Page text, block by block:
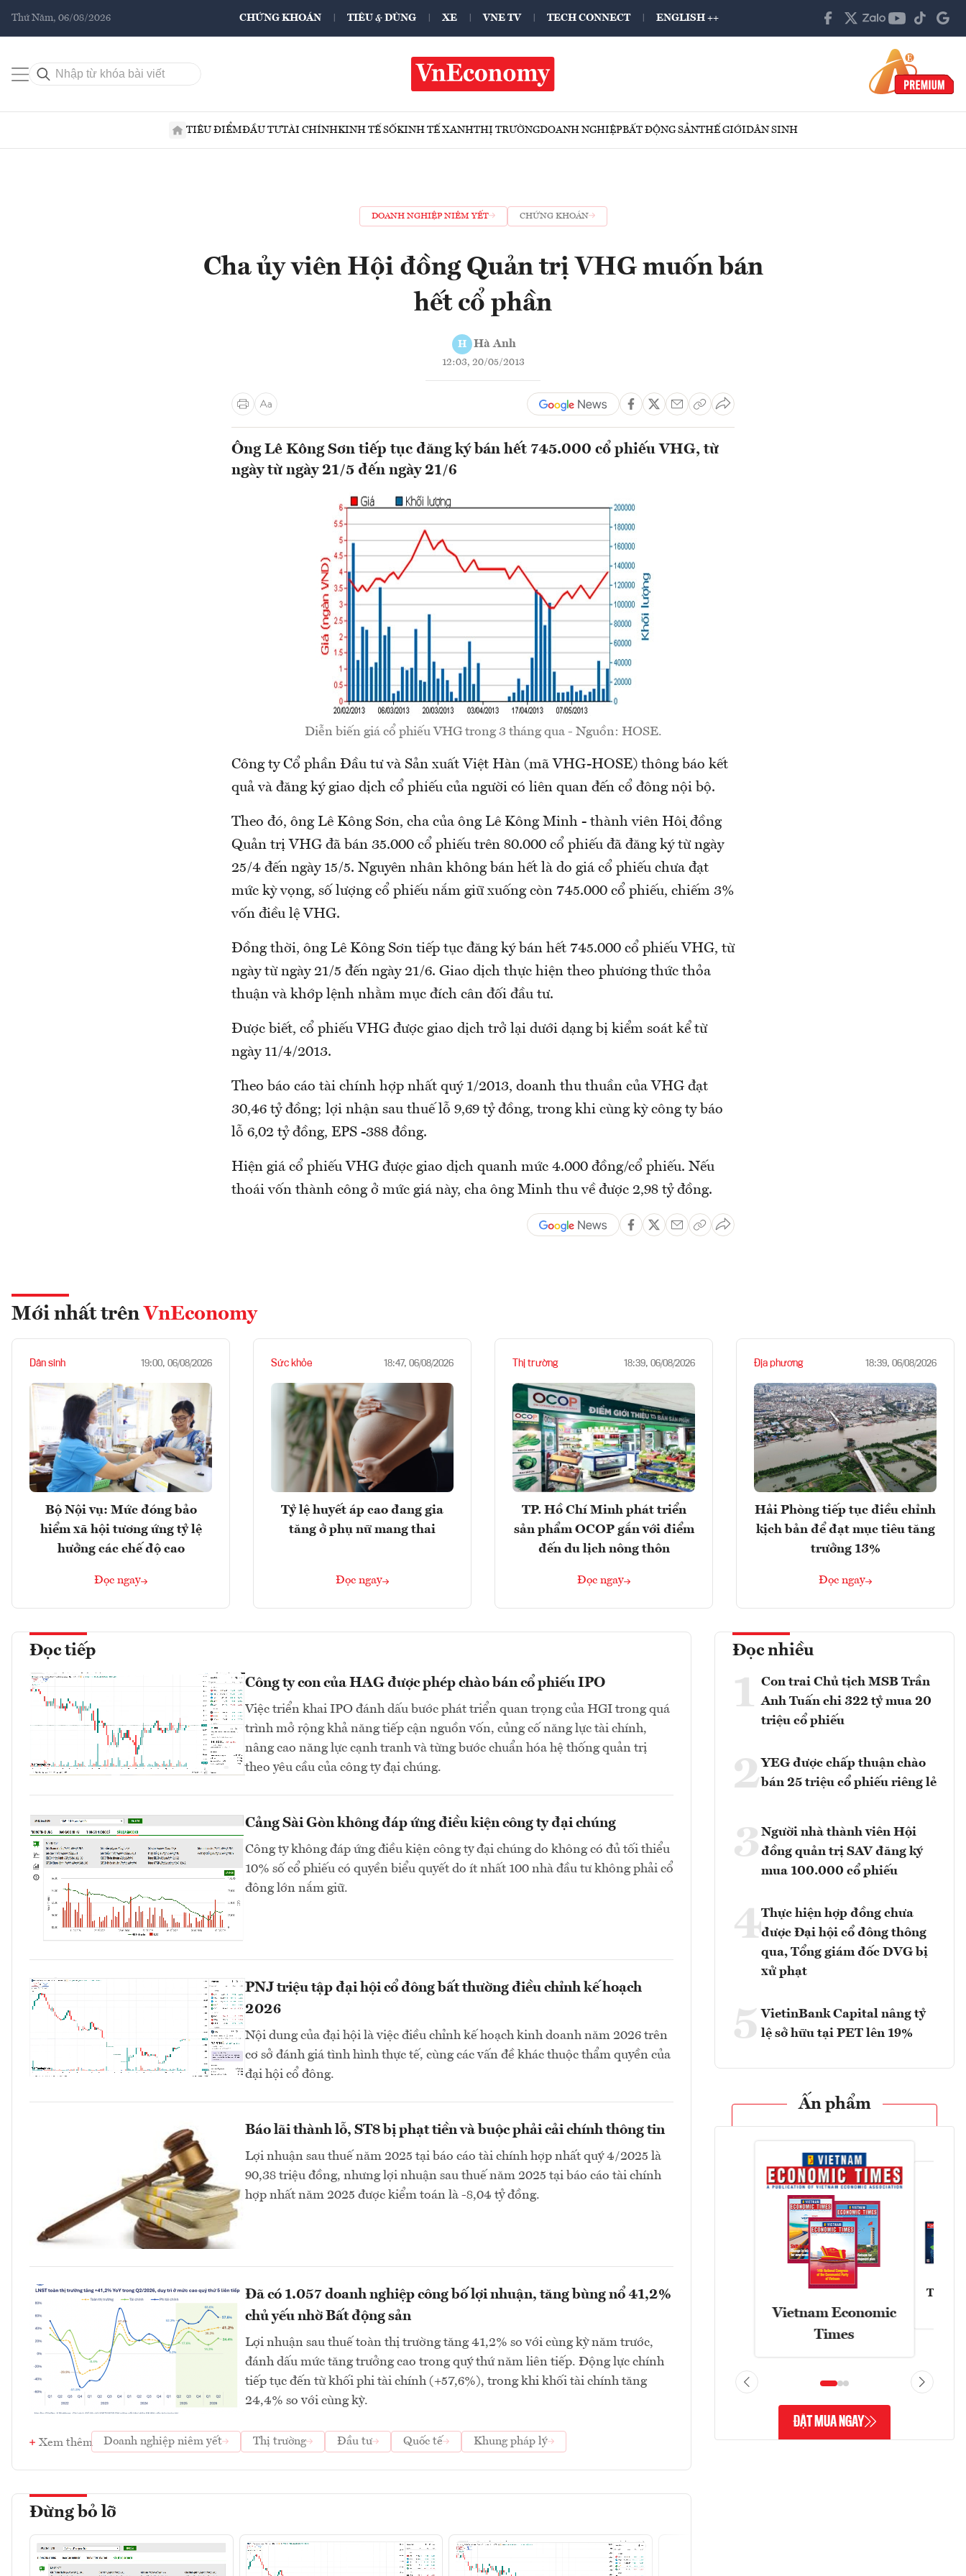
Thứ Năm, 06/08/2026 CHỨNG KHOÁN TIÊU & DÙNG XE VNE TV TECH CONNECT ENGLISH ++
TIÊU ĐIỂMĐẦU TƯTÀI CHÍNHKINH TẾ SỐKINH TẾ XANHTHỊ TRƯỜNGDOANH NGHIỆPBẤT ĐỘNG SẢNTHẾ GIỚIDÂN SINH
DOANH NGHIỆP NIÊM YẾT CHỨNG KHOÁN
Cha ủy viên Hội đồng Quản trị VHG muốn bán
hết cổ phần
H Hà Anh
12:03, 20/05/2013
Ông Lê Kông Sơn tiếp tục đăng ký bán hết 745.000 cổ phiếu VHG, từ
ngày từ ngày 21/5 đến ngày 21/6
Diễn biến giá cổ phiếu VHG trong 3 tháng qua - Nguồn: HOSE.
Công ty Cổ phần Đầu tư và Sản xuất Việt Hàn (mã VHG-HOSE) thông báo kết
quả và đăng ký giao dịch cổ phiếu của người có liên quan đến cổ đông nội bộ.
Theo đó, ông Lê Kông Sơn, cha của ông Lê Kông Minh - thành viên Hội đồng
Quản trị VHG đã bán 35.000 cổ phiếu trên 80.000 cổ phiếu đã đăng ký từ ngày
25/4 đến ngày 15/5. Nguyên nhân không bán hết là do giá cổ phiếu chưa đạt
mức kỳ vọng, số lượng cổ phiếu nắm giữ xuống còn 745.000 cổ phiếu, chiếm 3%
vốn điều lệ VHG.
Đồng thời, ông Lê Kông Sơn tiếp tục đăng ký bán hết 745.000 cổ phiếu VHG, từ
ngày từ ngày 21/5 đến ngày 21/6. Giao dịch thực hiện theo phương thức thỏa
thuận và khớp lệnh nhằm mục đích cân đối đầu tư.
Được biết, cổ phiếu VHG được giao dịch trở lại dưới dạng bị kiểm soát kể từ
ngày 11/4/2013.
Theo báo cáo tài chính hợp nhất quý 1/2013, doanh thu thuần của VHG đạt
30,46 tỷ đồng; lợi nhận sau thuế lỗ 9,69 tỷ đồng, trong khi cùng kỳ công ty báo
lỗ 6,02 tỷ đồng, EPS -388 đồng.
Hiện giá cổ phiếu VHG được giao dịch quanh mức 4.000 đồng/cổ phiếu. Nếu
thoái vốn thành công ở mức giá này, cha ông Minh thu về được 2,98 tỷ đồng.
Mới nhất trên VnEconomy
Dân sinh 19:00, 06/08/2026
Bộ Nội vụ: Mức đóng bảo
hiểm xã hội tương ứng tỷ lệ
hưởng các chế độ cao
Đọc ngay
Sức khỏe 18:47, 06/08/2026
Tỷ lệ huyết áp cao đang gia
tăng ở phụ nữ mang thai
Đọc ngay
Thị trường 18:39, 06/08/2026
TP. Hồ Chí Minh phát triển
sản phẩm OCOP gắn với điểm
đến du lịch nông thôn
Đọc ngay
Địa phương 18:39, 06/08/2026
Hải Phòng tiếp tục điều chỉnh
kịch bản để đạt mục tiêu tăng
trưởng 13%
Đọc ngay
Đọc tiếp
Công ty con của HAG được phép chào bán cổ phiếu IPO
Việc triển khai IPO đánh dấu bước phát triển quan trọng của HGI trong quá
trình mở rộng khả năng tiếp cận nguồn vốn, củng cố năng lực tài chính,
nâng cao năng lực cạnh tranh và từng bước chuẩn hóa hệ thống quản trị
theo yêu cầu của công ty đại chúng.
Cảng Sài Gòn không đáp ứng điều kiện công ty đại chúng
Công ty không đáp ứng điều kiện công ty đại chúng do không có đủ tối thiểu
10% số cổ phiếu có quyền biểu quyết do ít nhất 100 nhà đầu tư không phải cổ
đông lớn nắm giữ.
PNJ triệu tập đại hội cổ đông bất thường điều chỉnh kế hoạch
2026
Nội dung của đại hội là việc điều chỉnh kế hoạch kinh doanh năm 2026 trên
cơ sở đánh giá tình hình thực tế, cùng các vấn đề khác thuộc thẩm quyền của
đại hội cổ đông.
Báo lãi thành lỗ, ST8 bị phạt tiền và buộc phải cải chính thông tin
Lợi nhuận sau thuế năm 2025 tại báo cáo tài chính hợp nhất quý 4/2025 là
90,38 triệu đồng, nhưng lợi nhuận sau thuế năm 2025 tại báo cáo tài chính
hợp nhất năm 2025 được kiểm toán là -8,04 tỷ đồng.
Đã có 1.057 doanh nghiệp công bố lợi nhuận, tăng bùng nổ 41,2%
chủ yếu nhờ Bất động sản
Lợi nhuận sau thuế toàn thị trường tăng 41,2% so với cùng kỳ năm trước,
đánh dấu mức tăng trưởng cao trong quý thứ năm liên tiếp. Động lực chính
tiếp tục đến từ khối phi tài chính (+57,6%), trong khi khối tài chính tăng
24,4% so với cùng kỳ.
Xem thêm Doanh nghiệp niêm yết Thị trường Đầu tư Quốc tế Khung pháp lý
Đừng bỏ lỡ
Đọc nhiều
1 Con trai Chủ tịch MSB Trần
Anh Tuấn chi 322 tỷ mua 20
triệu cổ phiếu
2YEG được chấp thuận chào
bán 25 triệu cổ phiếu riêng lẻ
3 Người nhà thành viên Hội
đồng quản trị SAV đăng ký
mua 100.000 cổ phiếu
4Thực hiện hợp đồng chưa
được Đại hội cổ đông thông
qua, Tổng giám đốc DVG bị
xử phạt
5 VietinBank Capital nâng tỷ
lệ sở hữu tại PET lên 19%
Ấn phẩm
Vietnam Economic
Times
Tạp
ĐẶT MUA NGAY